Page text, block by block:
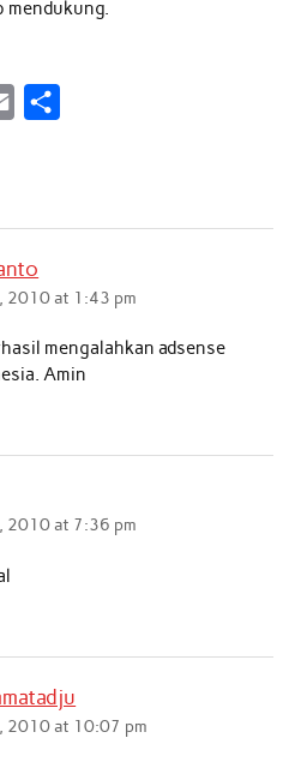
mendukung.
2010 at 1:43 pm
mengalahkan adsense
Amin
2010 at 7:36 pm
2010 at 10:07 pm